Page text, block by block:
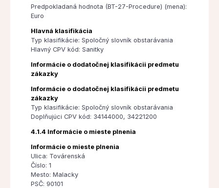
Predpokladaná hodnota (BT-27-Procedure) (mena):
Euro
Hlavná klasifikácia
Typ klasifikácie: Spoločný slovník obstarávania
Hlavný CPV kód: Sanitky
Informácie o dodatočnej klasifikácii predmetu
zákazky
Informácie o dodatočnej klasifikácii predmetu
zákazky
Typ klasifikácie: Spoločný slovník obstarávania
Doplňujúci CPV kód: 34144000, 34221200
4.1.4 Informácie o mieste plnenia
Informácie o mieste plnenia
Ulica: Továrenská
Číslo: 1
Mesto: Malacky
PSČ: 90101